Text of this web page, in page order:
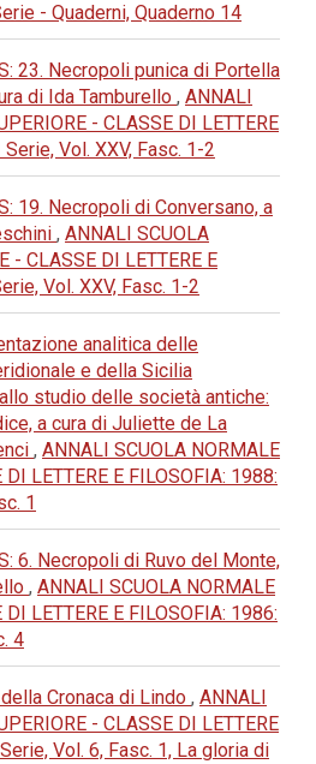
- Quaderni, Quaderno 14
23. Necropoli punica di Portella
di Ida Tamburello , ANNALI
- CLASSE DI LETTERE
Vol. XXV, Fasc. 1-2
19. Necropoli di Conversano, a
, ANNALI SCUOLA
- CLASSE DI LETTERE E
Vol. XXV, Fasc. 1-2
analitica delle
e della Sicilia
studio delle società antiche:
a cura di Juliette de La
, ANNALI SCUOLA NORMALE
LETTERE E FILOSOFIA: 1988:
1
6. Necropoli di Ruvo del Monte,
, ANNALI SCUOLA NORMALE
LETTERE E FILOSOFIA: 1986:
4
Cronaca di Lindo , ANNALI
- CLASSE DI LETTERE
Vol. 6, Fasc. 1, La gloria di